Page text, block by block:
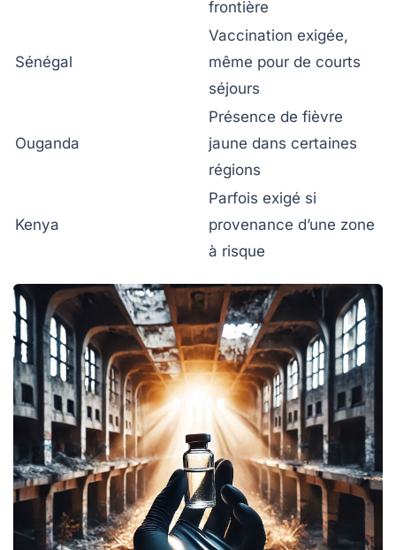
frontière
Sénégal
Vaccination exigée,
même pour de courts
séjours
Ouganda
Présence de fièvre
jaune dans certaines
régions
Kenya
Parfois exigé si
provenance d’une zone
à risque